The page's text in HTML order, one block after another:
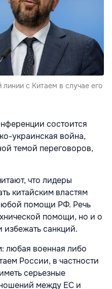
с Китаем в случае его
состоится
украинская война,
темой переговоров,
что лидеры
китайским властям
помощи РФ. Речь
помощи, но и о
санкций.
любая военная либо
России, в частности
серьезные
между ЕС и